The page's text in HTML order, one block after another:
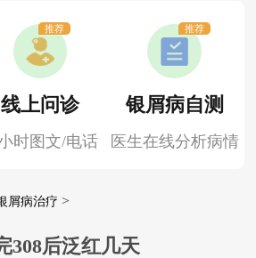
线上问诊
时图文/电话
推荐
银屑病自测
医生在线分析病情
推荐
屑病治疗 >
308后泛红几天